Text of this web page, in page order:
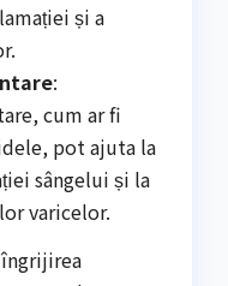
și a
:
cum ar fi
pot ajuta la
sângelui și la
varicelor.